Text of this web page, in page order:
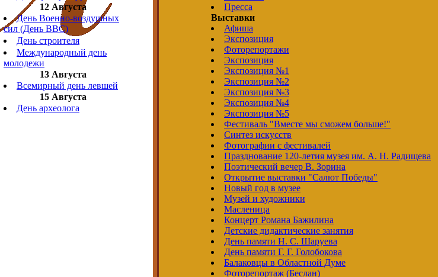
12 Августа
День Военно-воздушных
сил (День ВВС)
День строителя
Международный день
молодежи
13 Августа
Всемирный день левшей
15 Августа
День археолога
Пресса
Выставки
Афиша
Экспозиция
Фоторепортажи
Экспозиция
Экспозиция №1
Экспозиция №2
Экспозиция №3
Экспозиция №4
Экспозиция №5
Фестиваль "Вместе мы сможем больше!"
Синтез искусств
Фотографии с фестивалей
Празднование 120-летия музея им. А. Н. Радищева
Поэтический вечер В. Зорина
Открытие выставки "Салют Победы"
Новый год в музее
Музей и художники
Масленица
Концерт Романа Бажилина
Детские дидактические занятия
День памяти Н. С. Шаруева
День памяти Г. Г. Голобокова
Балаковцы в Областной Думе
Фоторепортаж (Беслан)